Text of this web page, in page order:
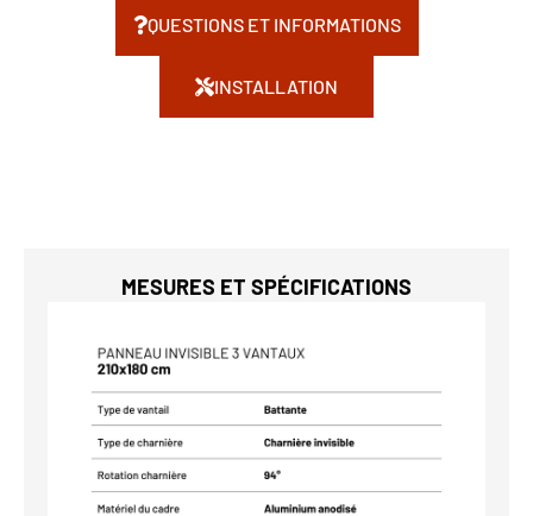
QUESTIONS ET INFORMATIONS
INSTALLATION
MESURES ET SPÉCIFICATIONS